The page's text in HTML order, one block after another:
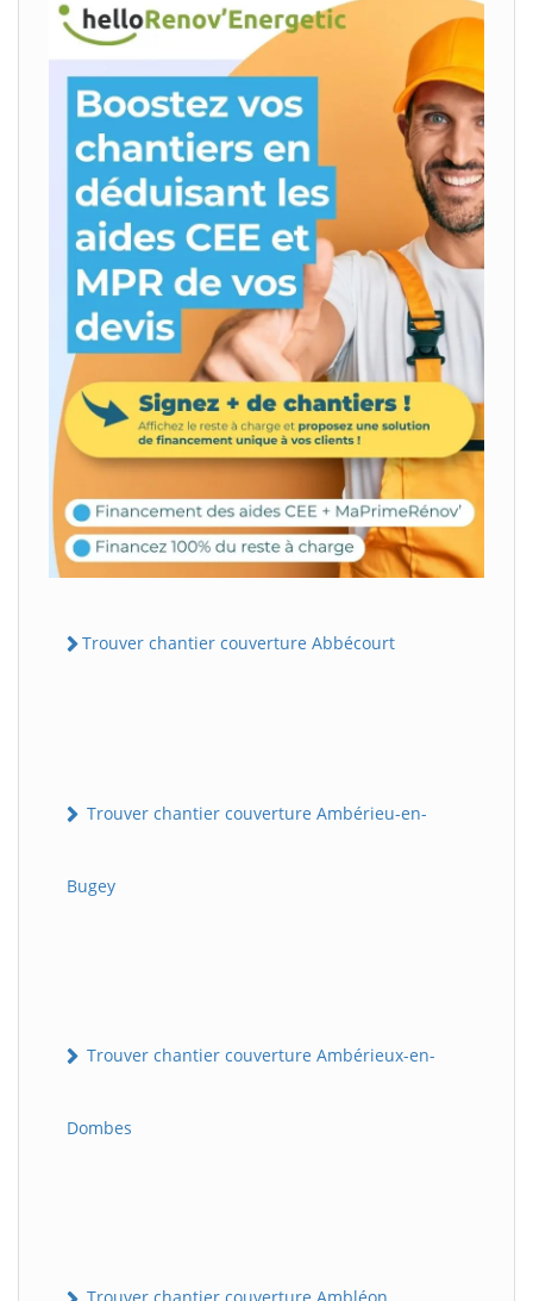
Trouver chantier couverture Abbécourt
Trouver chantier couverture Ambérieu-en-
Bugey
Trouver chantier couverture Ambérieux-en-
Dombes